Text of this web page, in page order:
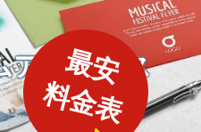
アンドエス
最安
料金表